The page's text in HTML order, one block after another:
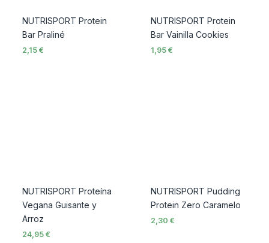
NUTRISPORT Protein
Bar Praliné
2,15 €
NUTRISPORT Protein
Bar Vainilla Cookies
1,95 €
NUTRISPORT Proteína
Vegana Guisante y
Arroz
24,95 €
NUTRISPORT Pudding
Protein Zero Caramelo
2,30 €